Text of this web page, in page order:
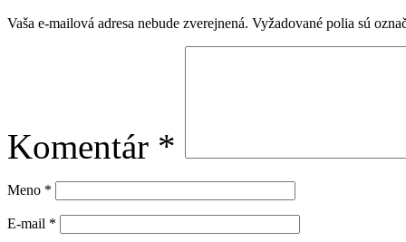
Vaša e-mailová adresa nebude zverejnená. Vyžadované polia sú
Komentár *
Meno *
E-mail *